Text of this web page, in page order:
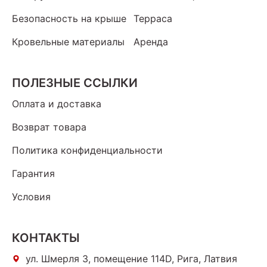
Безопасность на крыше
Кровельные материалы
Терраса
Аренда
ПОЛЕЗНЫЕ ССЫЛКИ
Оплата и доставка
Возврат товара
Политика конфиденциальности
Гарантия
Условия
КОНТАКТЫ
ул. Шмерля 3, помещение 114D, Рига, Латвия